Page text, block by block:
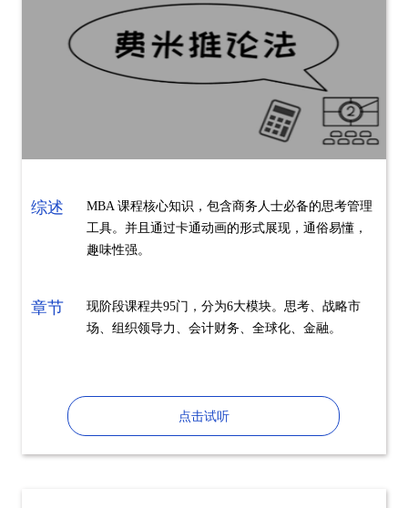
综述
MBA 课程核心知识，包含商务人士必备的思考管理
工具。并且通过卡通动画的形式展现，通俗易懂，
趣味性强。
章节
现阶段课程共95门，分为6大模块。思考、战略市
场、组织领导力、会计财务、全球化、金融。
点击试听